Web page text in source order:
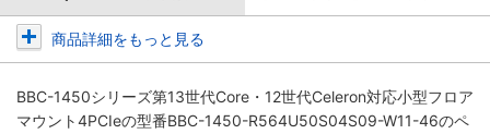
商品詳細をもっと見る
BBC-1450シリーズ第13世代Core・12世代Celeron対応小型フロア
マウント4PCIeの型番BBC-1450-R564U50S04S09-W11-46のペ